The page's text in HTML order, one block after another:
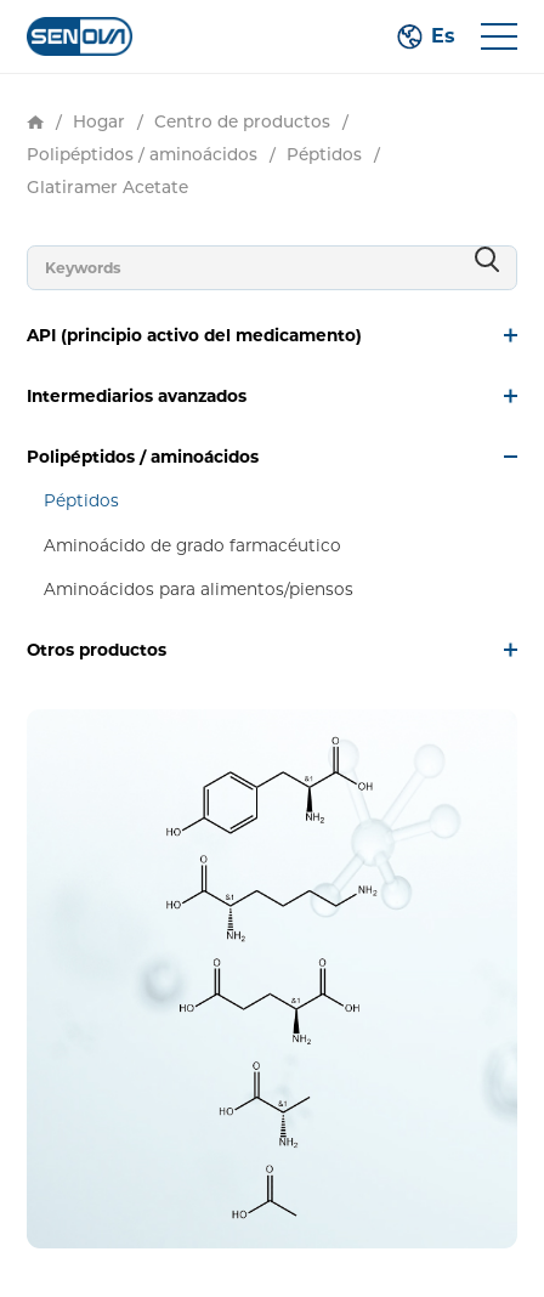
Es
/ Hogar / Centro de productos
/
Polipéptidos / aminoácidos
/ Péptidos
/
Glatiramer Acetate
API (principio activo del medicamento)
Intermediarios avanzados
Polipéptidos / aminoácidos
Péptidos
Aminoácido de grado farmacéutico
Aminoácidos para alimentos/piensos
Otros productos